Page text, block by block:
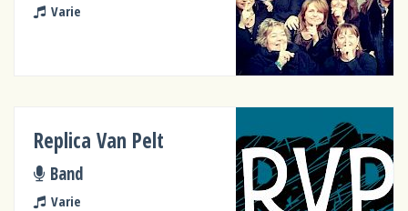
Varie
Replica Van Pelt
Band
Varie